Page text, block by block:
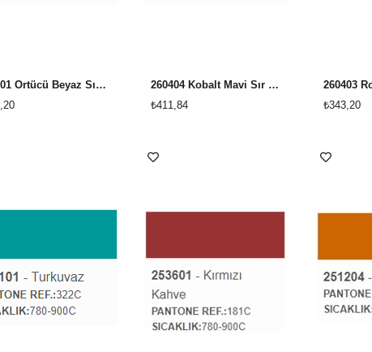
270101 Örtücü Beyaz Sır Üstü Dekor Boyası
260404 Kobalt Mavi Sır Üstü Dekor Boyası
₺411,84
₺343,20